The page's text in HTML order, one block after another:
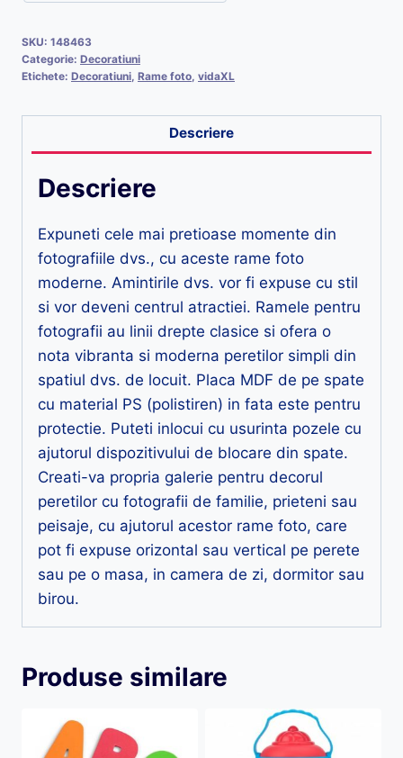
SKU: 148463
Categorie: Decoratiuni
Etichete: Decoratiuni Rame foto vidaXL
Descriere
Descriere
Expuneti cele mai pretioase momente din
fotografiile dvs., cu aceste rame foto
moderne. Amintirile dvs. vor fi expuse cu stil
si vor deveni centrul atractiei. Ramele pentru
fotografii au linii drepte clasice si ofera o
nota vibranta si moderna peretilor simpli din
spatiul dvs. de locuit. Placa MDF de pe spate
cu material PS (polistiren) in fata este pentru
protectie. Puteti inlocui cu usurinta pozele cu
ajutorul dispozitivului de blocare din spate.
Creati-va propria galerie pentru decorul
peretilor cu fotografii de familie, prieteni sau
peisaje, cu ajutorul acestor rame foto, care
pot fi expuse orizontal sau vertical pe perete
sau pe o masa, in camera de zi, dormitor sau
birou.
Produse similare